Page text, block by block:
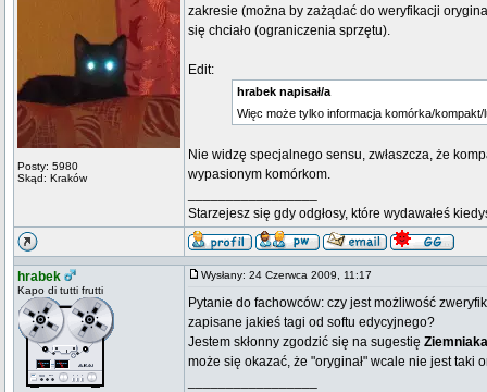
Posty: 5980
Skąd: Kraków
zakresie (można by zażądać do weryfikacji
się chciało (ograniczenia sprzętu).
Edit:
hrabek napisał/a
Więc może tylko informacja komórka/
Nie widzę specjalnego sensu, zwłaszcza, że
wypasionym komórkom.
Starzejesz się gdy odgłosy, które wydawałeś
hrabek
Kapo di tutti frutti
Wysłany: 24 Czerwca 2009, 11:17
Pytanie do fachowców: czy jest możliwość
zapisane jakieś tagi od softu edycyjnego?
Jestem skłonny zgodzić się na sugestię Ziemniaka
może się okazać, że "oryginał" wcale nie jest taki